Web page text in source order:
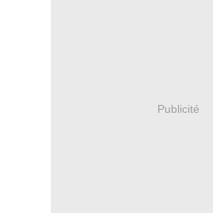
Publicité